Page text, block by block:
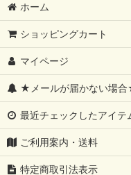
ホーム
ショッピングカート
マイページ
★メールが届かない場
最近チェックしたアイテ
ご利用案内・送料
特定商取引法表示